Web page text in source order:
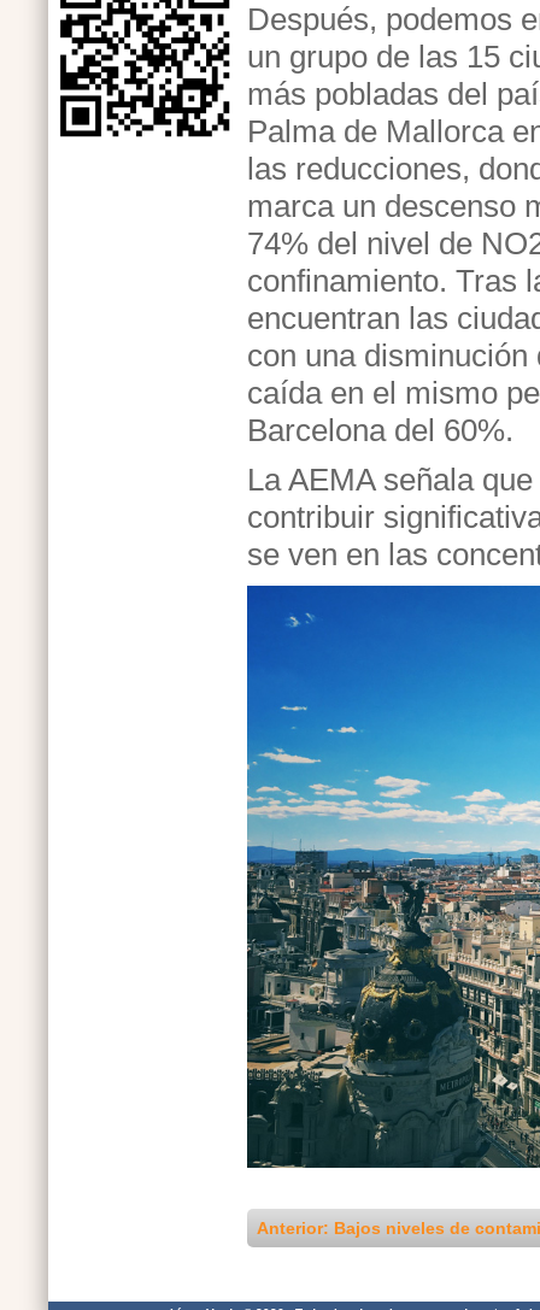
Después, podemos
un grupo de las 15
más pobladas del
Palma de Mallorca
las reducciones,
marca un descenso
74% del nivel de
confinamiento. Tras
encuentran las
con una
caída en el mismo
Barcelona del 60%.
La AEMA señala
contribuir
se ven en las
Anterior: Bajos niveles de